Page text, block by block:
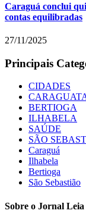
Caraguá conclui
contas equilibradas
27/11/2025
Principais
CIDADES
BERTIOGA
ILHABELA
SAÚDE
SÃO
Caraguá
Ilhabela
Bertioga
São Sebastião
Sobre o Jornal Leia